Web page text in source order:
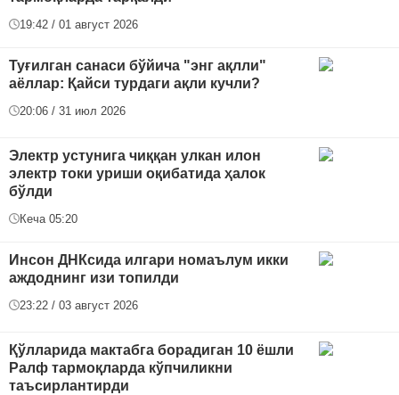
19:42 / 01 август 2026
Туғилган санаси бўйича "энг ақлли"
аёллар: Қайси турдаги ақли кучли?
20:06 / 31 июл 2026
Электр устунига чиққан улкан илон
электр токи уриши оқибатида ҳалок
бўлди
Кеча 05:20
Инсон ДНКсида илгари номаълум икки
аждоднинг изи топилди
23:22 / 03 август 2026
Қўлларида мактабга борадиган 10 ёшли
Ралф тармоқларда кўпчиликни
таъсирлантирди